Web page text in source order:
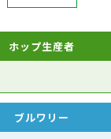
ホップ生産者
ブルワリー